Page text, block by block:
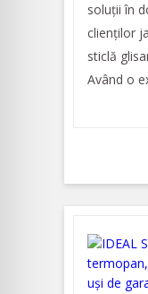
soluții în
clienților
sticlă
Având o